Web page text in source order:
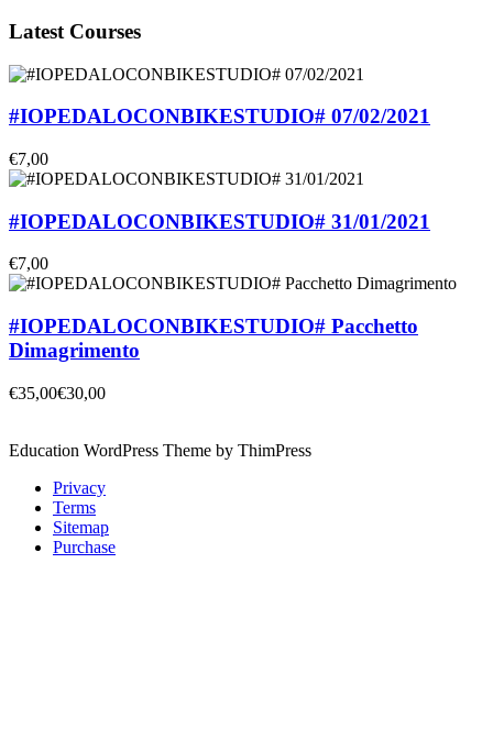
Latest Courses
#IOPEDALOCONBIKESTUDIO# 07/02/2021
€7,00
#IOPEDALOCONBIKESTUDIO# 31/01/2021
€7,00
#IOPEDALOCONBIKESTUDIO# Pacchetto
Dimagrimento
€35,00€30,00
Education WordPress Theme by ThimPress
Privacy
Terms
Sitemap
Purchase